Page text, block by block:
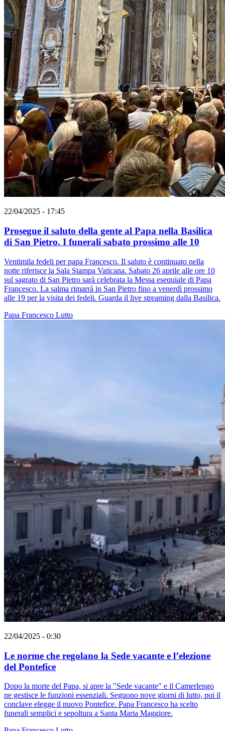
22/04/2025 - 17:45
Prosegue il saluto della gente al Papa nella Basilica
di San Pietro. I funerali sabato prossimo alle 10
Ventimila fedeli per papa Francesco. Il saluto è continuato nella
notte riferisce la Sala Stampa Vaticana. Sabato 26 aprile alle ore 10
sul sagrato di San Pietro sarà celebrata la Messa esequiale di Papa
Francesco. La salma rimarrà in San Pietro fino a venerdì prossimo
alle 19 per la visita dei fedeli. Guarda il live streaming dalla Basilica.
Papa Francesco Lutto
22/04/2025 - 0:30
Le norme che regolano la Sede vacante e l’elezione
del Pontefice
Dopo la morte del Papa, si apre la "Sede vacante" e il Camerlengo
ne gestisce le funzioni essenziali. Seguono nove giorni di lutto, poi il
conclave elegge il nuovo Pontefice. Papa Francesco ha scelto
funerali semplici e sepoltura a Santa Maria Maggiore.